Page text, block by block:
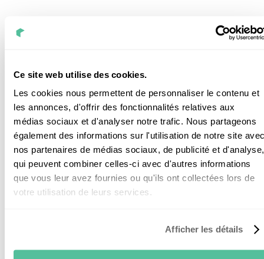
Ce site web utilise des cookies.
Les cookies nous permettent de personnaliser le contenu et
les annonces, d'offrir des fonctionnalités relatives aux
médias sociaux et d'analyser notre trafic. Nous partageons
également des informations sur l'utilisation de notre site
nos partenaires de médias sociaux, de publicité et d'analyse,
qui peuvent combiner celles-ci avec d'autres informations
que vous leur avez fournies ou qu'ils ont collectées lors de
votre utilisation de leurs services.
Afficher les détails
Son coût va dépendre de la
Il est plus rentable qu’un onduleur centralisé, car il
fonctionne même en cas d’ombre sur vos panneaux
Si vous avez des points à éclaircir sur votre projet
d’installation photovoltaïque, nousrépondons
gratuitementà toutes vos questions. Il vous suffit